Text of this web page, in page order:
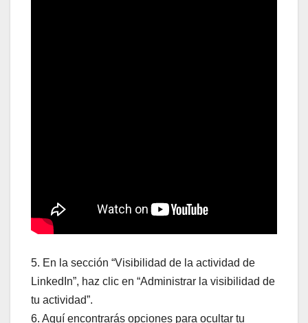
5. En la sección “Visibilidad de la actividad de
LinkedIn”, haz clic en “Administrar la visibilidad de
tu actividad”.
6. Aquí encontrarás opciones para ocultar tu